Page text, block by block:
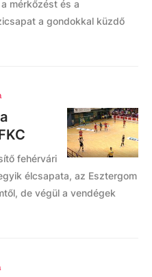
mérkőzést és a
a gondokkal küzdő
fehérvári
élcsapata, az Esztergom
de végül a vendégek